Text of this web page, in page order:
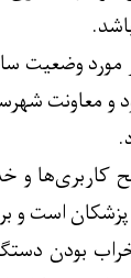
وضعیت
و معاونت
کاربری‌ها و
است و
بودن